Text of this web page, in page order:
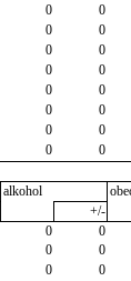
0 0
0 0
0 0
0 0
0 0
0 0
0 0
0 0
alkohol
+/-
0 0
0 0
0 0